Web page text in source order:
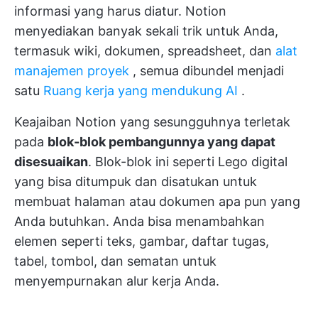
informasi yang harus diatur. Notion
menyediakan banyak sekali trik untuk Anda,
termasuk wiki, dokumen, spreadsheet, dan alat
manajemen proyek , semua dibundel menjadi
satu Ruang kerja yang mendukung AI .
Keajaiban Notion yang sesungguhnya terletak
pada blok-blok pembangunnya yang dapat
disesuaikan. Blok-blok ini seperti Lego digital
yang bisa ditumpuk dan disatukan untuk
membuat halaman atau dokumen apa pun yang
Anda butuhkan. Anda bisa menambahkan
elemen seperti teks, gambar, daftar tugas,
tabel, tombol, dan sematan untuk
menyempurnakan alur kerja Anda.